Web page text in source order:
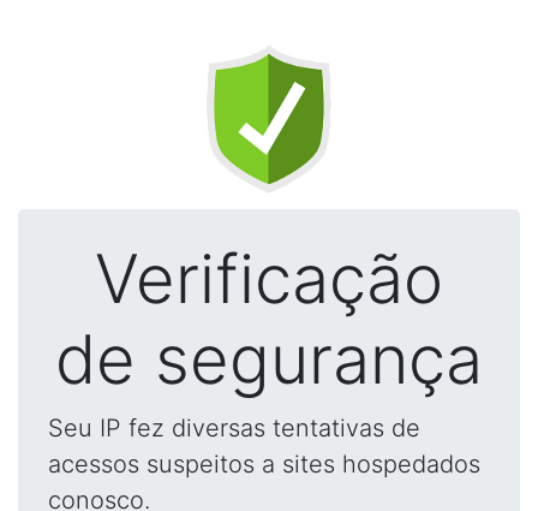
Verificação
de segurança
Seu IP fez diversas tentativas de
acessos suspeitos a sites hospedados
conosco.